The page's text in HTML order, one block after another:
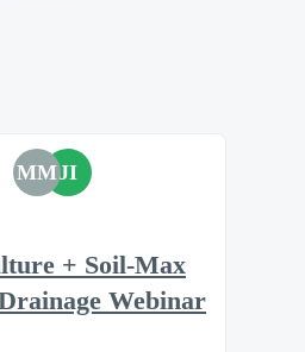
MMJI
+ Soil-Max
Webinar